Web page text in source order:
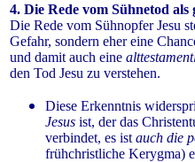
4. Die Rede vom Sühnetod
Die Rede vom Sühnopfer Jesu
Gefahr, sondern eher eine
und damit auch eine
den Tod Jesu zu verstehen.
Diese Erkenntnis
Jesus ist, der das
verbindet, es ist auch die
frühchristliche Kerygma)